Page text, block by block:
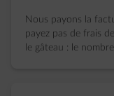
Nous payons la
payez pas de frais
le gâteau : le